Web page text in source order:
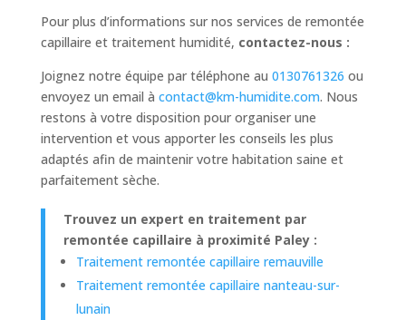
Pour plus d’informations sur nos services de remontée
capillaire et traitement humidité, contactez-nous :
Joignez notre équipe par téléphone au 0130761326 ou
envoyez un email à contact@km-humidite.com. Nous
restons à votre disposition pour organiser une
intervention et vous apporter les conseils les plus
adaptés afin de maintenir votre habitation saine et
parfaitement sèche.
Trouvez un expert en traitement par
remontée capillaire à proximité Paley :
Traitement remontée capillaire remauville
Traitement remontée capillaire nanteau-sur-
lunain